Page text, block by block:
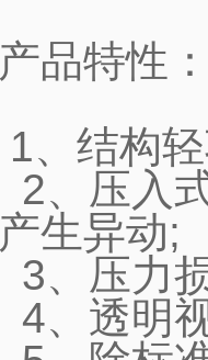
产品特性
1、结构
2、压入
产生异动;
3、压力
4、透明